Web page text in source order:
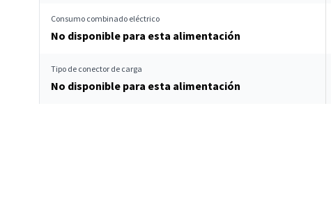
Consumo combinado eléctrico
No disponible para esta alimentación
Tipo de conector de carga
No disponible para esta alimentación